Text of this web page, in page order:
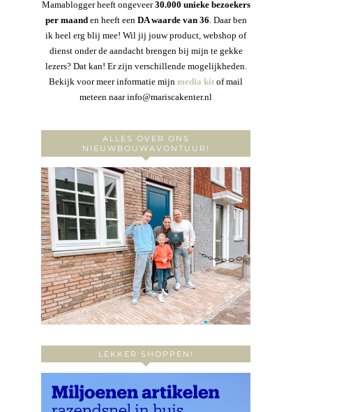
Mamablogger heeft ongeveer30.000 unieke bezoekers
per maanden heeft een DA waarde van 36. Daar ben
ik heel erg blij mee! Wil jij jouw product, webshop of
dienst onder de aandacht brengen bij mijn te gekke
lezers? Dat kan! Er zijn verschillende mogelijkheden.
Bekijk voor meer informatie mijn media kit of mail
meteen naar info@mariscakenter.nl
ALLES OVER ONS
NIEUWBOUWAVONTUUR!
LEKKER SHOPPEN!